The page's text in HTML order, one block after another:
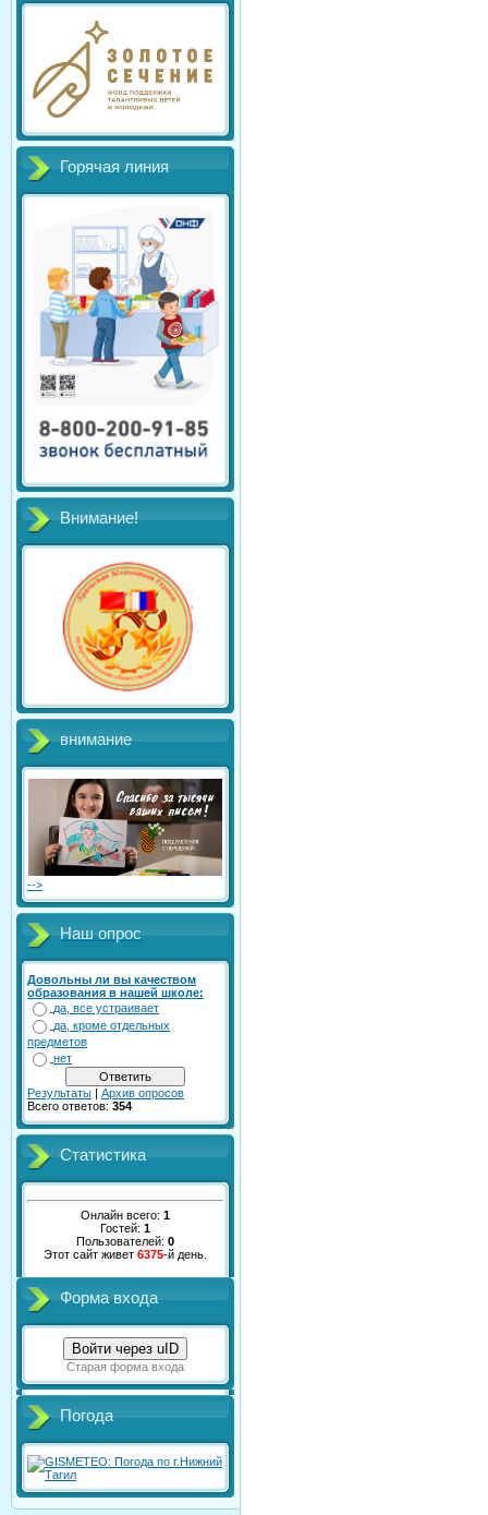
Горячая линия
Внимание!
внимание
-->
Наш опрос
Довольны ли вы качеством
образования в нашей школе:
да, все устраивает
да, кроме отдельных
предметов
нет
Результаты | Архив опросов
Всего ответов: 354
Статистика
Онлайн всего: 1
Гостей: 1
Пользователей: 0
Этот сайт живет 6375-й день.
Форма входа
Войти через uID
Старая форма входа
Погода